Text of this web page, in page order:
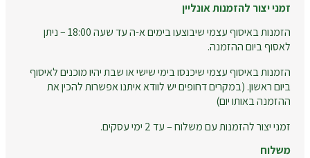
זמני יצור להזמנות אונליין
הזמנות באיסוף עצמי שיבוצעו בימים א-ה עד שעה 18:00 – ניתן
לאסוף ביום ההזמנה.
הזמנות באיסוף עצמי שיכנסו בימי שישי או שבת יהיו מוכנים לאיסוף
ביום ראשון. (במקרים דחופים יש לוודא איתנו אפשרות להכין את
ההזמנה באותו יום)
זמני יצור להזמנות עם משלוח – עד 2 ימי עסקים.
משלוח